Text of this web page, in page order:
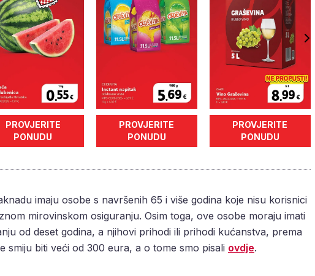
PROVJERITE
PONUDU
PROVJERITE
PONUDU
PROVJERITE
PONUDU
imaju osobe s navršenih 65 i više godina koje nisu korisnici
mirovinskom osiguranju. Osim toga, ove osobe moraju imati
od deset godina, a njihovi prihodi ili prihodi kućanstva, prema
smiju biti veći od 300 eura, a o tome smo pisali ovdje.